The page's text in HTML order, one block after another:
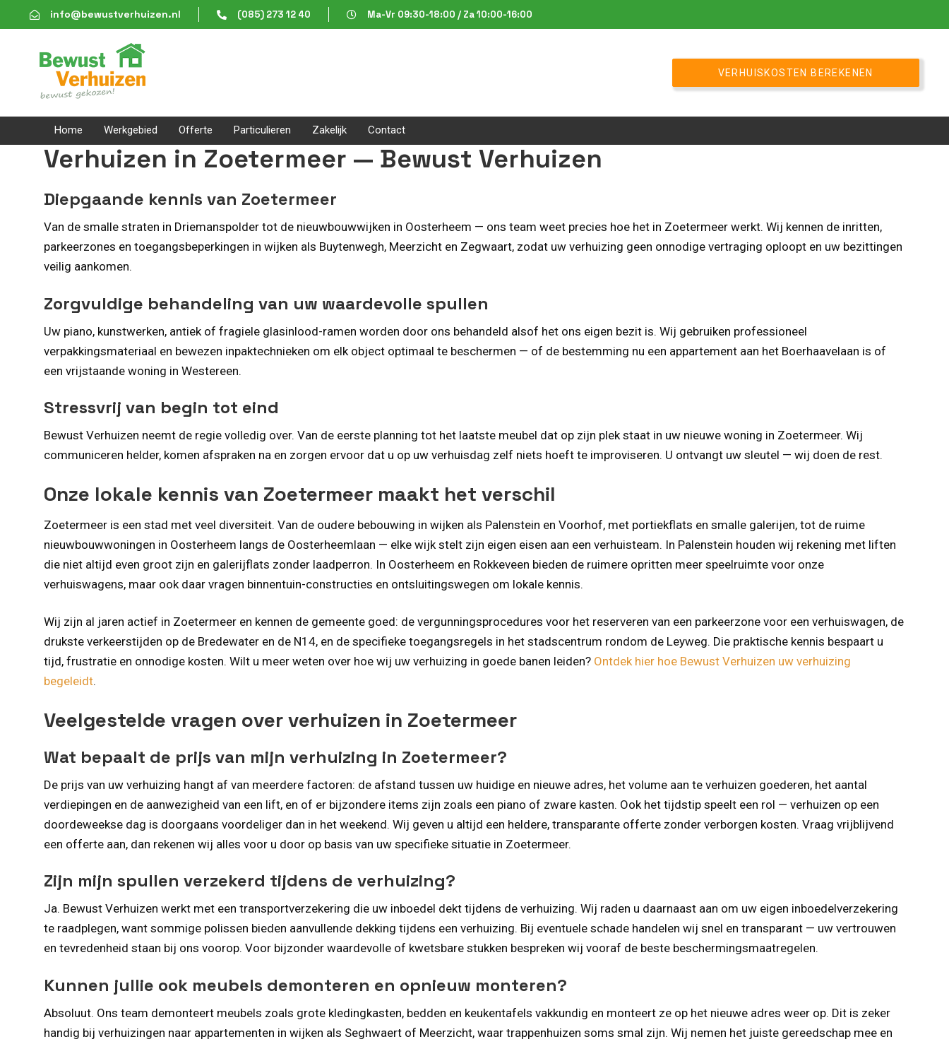
links
to
content
info@bewustverhuizen.nl (085) 273 12 40 Ma-Vr 09:30-18:00 / Za 10:00-16:00
VERHUISKOSTEN BEREKENEN
Home Werkgebied Offerte Particulieren Zakelijk Contact
Verhuizen in Zoetermeer — Bewust Verhuizen
Diepgaande kennis van Zoetermeer
Van de smalle straten in Driemanspolder tot de nieuwbouwwijken in Oosterheem — ons team weet precies hoe het in Zoetermeer werkt. Wij kennen de inritten,
parkeerzones en toegangsbeperkingen in wijken als Buytenwegh, Meerzicht en Zegwaart, zodat uw verhuizing geen onnodige vertraging oploopt en uw bezittingen
veilig aankomen.
Zorgvuldige behandeling van uw waardevolle spullen
Uw piano, kunstwerken, antiek of fragiele glasinlood-ramen worden door ons behandeld alsof het ons eigen bezit is. Wij gebruiken professioneel
verpakkingsmateriaal en bewezen inpaktechnieken om elk object optimaal te beschermen — of de bestemming nu een appartement aan het Boerhaavelaan is of
een vrijstaande woning in Westereen.
Stressvrij van begin tot eind
Bewust Verhuizen neemt de regie volledig over. Van de eerste planning tot het laatste meubel dat op zijn plek staat in uw nieuwe woning in Zoetermeer. Wij
communiceren helder, komen afspraken na en zorgen ervoor dat u op uw verhuis­dag zelf niets hoeft te improviseren. U ontvangt uw sleutel — wij doen de rest.
Onze lokale kennis van Zoetermeer maakt het verschil
Zoetermeer is een stad met veel diversiteit. Van de oudere bebouwing in wijken als Palenstein en Voorhof, met portiekflats en smalle galerijen, tot de ruime
nieuwbouwwoningen in Oosterheem langs de Oosterheemlaan — elke wijk stelt zijn eigen eisen aan een verhuisteam. In Palenstein houden wij rekening met liften
die niet altijd even groot zijn en galerijflats zonder laadperron. In Oosterheem en Rokkeveen bieden de ruimere opritten meer speelruimte voor onze
verhuiswagens, maar ook daar vragen binnentuin-constructies en ontsluitingswegen om lokale kennis.
Wij zijn al jaren actief in Zoetermeer en kennen de gemeente goed: de vergunningsprocedures voor het reserveren van een parkeerzone voor een verhuiswagen, de
drukste verkeerstijden op de Bredewater en de N14, en de specifieke toegangsregels in het stadscentrum rondom de Leyweg. Die praktische kennis bespaart u
tijd, frustratie en onnodige kosten. Wilt u meer weten over hoe wij uw verhuizing in goede banen leiden? Ontdek hier hoe Bewust Verhuizen uw verhuizing
begeleidt.
Veelgestelde vragen over verhuizen in Zoetermeer
Wat bepaalt de prijs van mijn verhuizing in Zoetermeer?
De prijs van uw verhuizing hangt af van meerdere factoren: de afstand tussen uw huidige en nieuwe adres, het volume aan te verhuizen goederen, het aantal
verdiepingen en de aanwezigheid van een lift, en of er bijzondere items zijn zoals een piano of zware kasten. Ook het tijdstip speelt een rol — verhuizen op een
doordeweekse dag is doorgaans voordeliger dan in het weekend. Wij geven u altijd een heldere, transparante offerte zonder verborgen kosten. Vraag vrijblijvend
een offerte aan, dan rekenen wij alles voor u door op basis van uw specifieke situatie in Zoetermeer.
Zijn mijn spullen verzekerd tijdens de verhuizing?
Ja. Bewust Verhuizen werkt met een transportverzekering die uw inboedel dekt tijdens de verhuizing. Wij raden u daarnaast aan om uw eigen inboedelverzekering
te raadplegen, want sommige polissen bieden aanvullende dekking tijdens een verhuizing. Bij eventuele schade handelen wij snel en transparant — uw vertrouwen
en tevredenheid staan bij ons voorop. Voor bijzonder waardevolle of kwetsbare stukken bespreken wij vooraf de beste beschermingsmaatregelen.
Kunnen jullie ook meubels demonteren en opnieuw monteren?
Absoluut. Ons team demonteert meubels zoals grote kledingkasten, bedden en keukentafels vakkundig en monteert ze op het nieuwe adres weer op. Dit is zeker
handig bij verhuizingen naar appartementen in wijken als Seghwaert of Meerzicht, waar trappenhuizen soms smal zijn. Wij nemen het juiste gereedschap mee en